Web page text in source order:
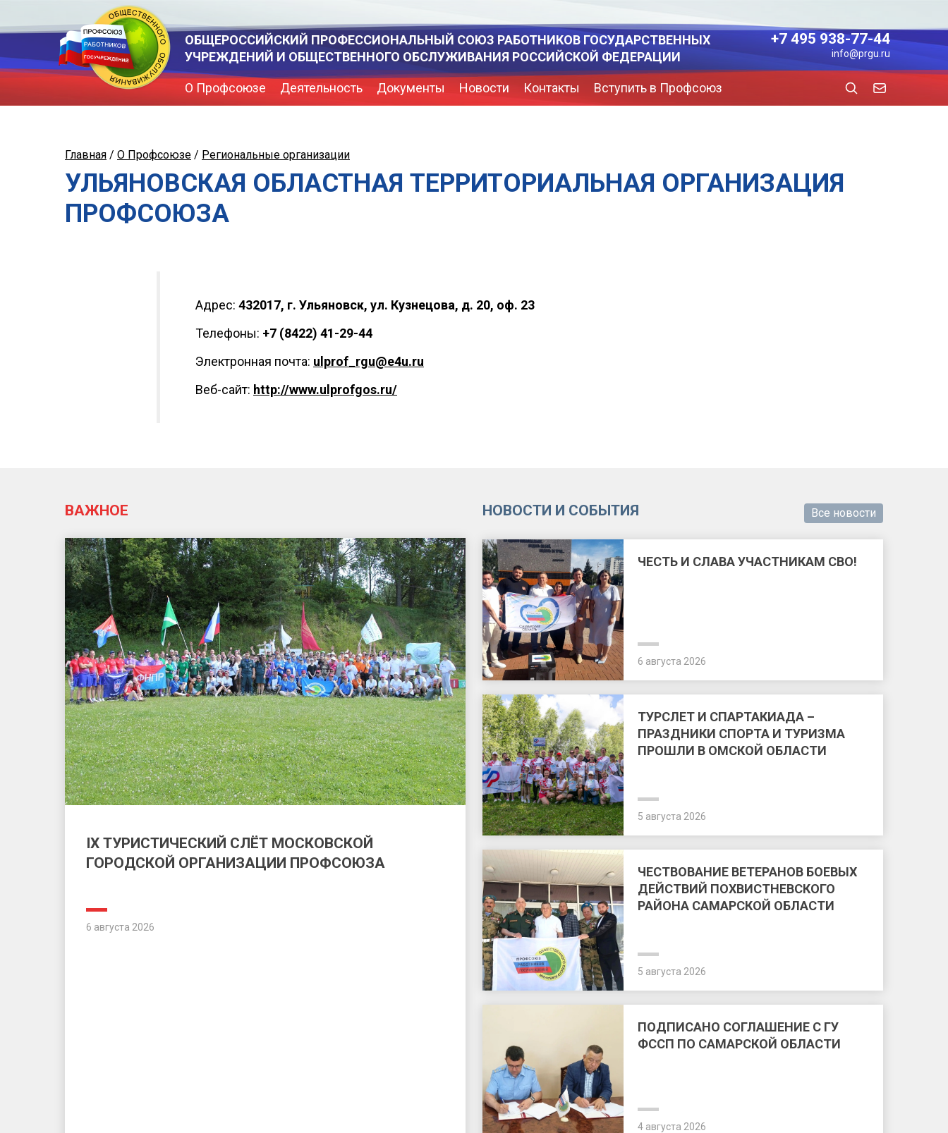
ОБЩЕРОССИЙСКИЙ ПРОФЕССИОНАЛЬНЫЙ СОЮЗ РАБОТНИКОВ ГОСУДАРСТВЕННЫХ
УЧРЕЖДЕНИЙ И ОБЩЕСТВЕННОГО ОБСЛУЖИВАНИЯ РОССИЙСКОЙ ФЕДЕРАЦИИ
+7 495 938-77-44
info@prgu.ru
О Профсоюзе Деятельность Документы Новости Контакты Вступить в Профсоюз
Главная / О Профсоюзе / Региональные организации
УЛЬЯНОВСКАЯ ОБЛАСТНАЯ ТЕРРИТОРИАЛЬНАЯ ОРГАНИЗАЦИЯ
ПРОФСОЮЗА
Адрес: 432017, г. Ульяновск, ул. Кузнецова, д. 20, оф. 23
Телефоны: +7 (8422) 41-29-44
Электронная почта: ulprof_rgu@e4u.ru
Веб-сайт: http://www.ulprofgos.ru/
ВАЖНОЕ
IX ТУРИСТИЧЕСКИЙ СЛЁТ МОСКОВСКОЙ
ГОРОДСКОЙ ОРГАНИЗАЦИИ ПРОФСОЮЗА
6 августа 2026
НОВОСТИ И СОБЫТИЯ Все новости
ЧЕСТЬ И СЛАВА УЧАСТНИКАМ СВО!
6 августа 2026
ТУРСЛЕТ И СПАРТАКИАДА –
ПРАЗДНИКИ СПОРТА И ТУРИЗМА
ПРОШЛИ В ОМСКОЙ ОБЛАСТИ
5 августа 2026
ЧЕСТВОВАНИЕ ВЕТЕРАНОВ БОЕВЫХ
ДЕЙСТВИЙ ПОХВИСТНЕВСКОГО
РАЙОНА САМАРСКОЙ ОБЛАСТИ
5 августа 2026
ПОДПИСАНО СОГЛАШЕНИЕ С ГУ
ФССП ПО САМАРСКОЙ ОБЛАСТИ
4 августа 2026